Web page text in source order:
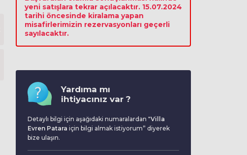
yeni satışlara tekrar açılacaktır. 15.07.2024
tarihi öncesinde kiralama yapan
misafirlerimizin rezervasyonları geçerli
sayılacaktır.
Yardıma mı
ihtiyacınız var ?
Detaylı bilgi için aşağıdaki numaralardan "Villa
Evren Patara için bilgi almak istiyorum” diyerek
bize ulaşın.